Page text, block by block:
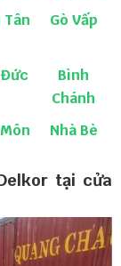
Tân Gò Vấp
Bình
Chánh
Nhà Bè
tại cửa